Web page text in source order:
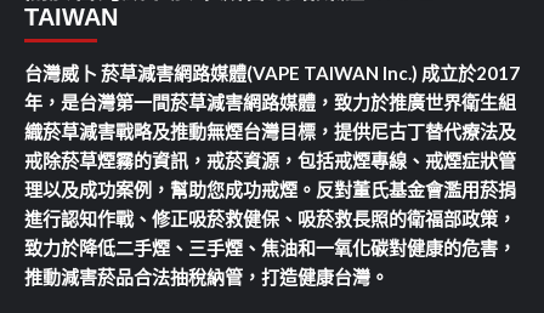
TAIWAN
台灣威卜 菸草減害網路媒體(VAPE TAIWAN Inc.) 成立於2017
年，是台灣第一間菸草減害網路媒體，致力於推廣世界衛生組
織菸草減害戰略及推動無煙台灣目標，提供尼古丁替代療法及
戒除菸草煙霧的資訊，戒菸資源，包括戒煙專線、戒煙症狀管
理以及成功案例，幫助您成功戒煙。反對董氏基金會濫用菸捐
進行認知作戰、修正吸菸救健保、吸菸救長照的衛福部政策，
致力於降低二手煙、三手煙、焦油和一氧化碳對健康的危害，
推動減害菸品合法抽稅納管，打造健康台灣。